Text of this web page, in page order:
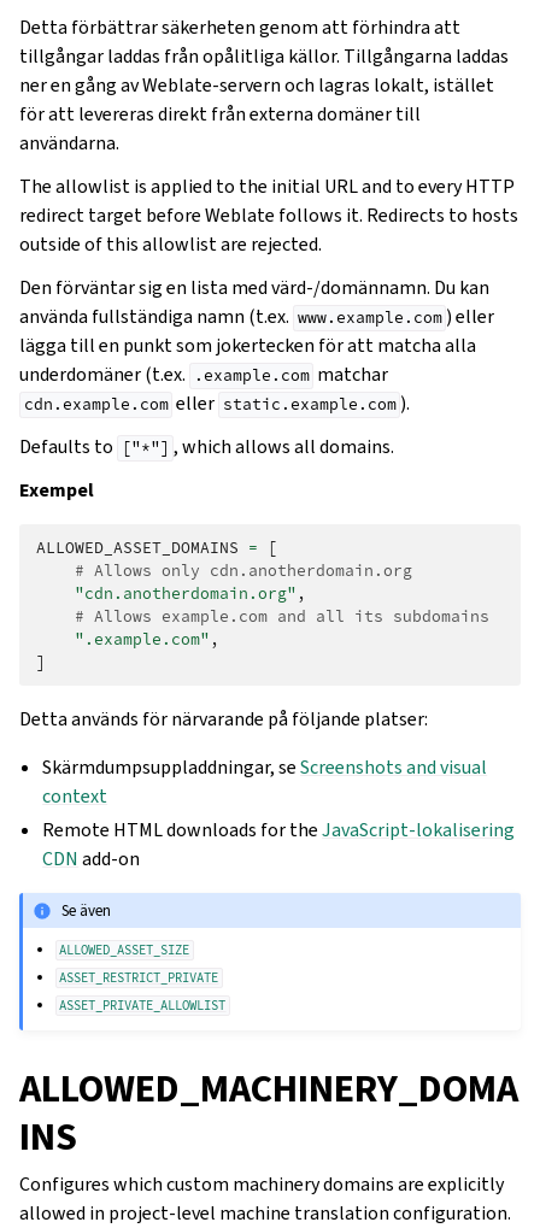
Detta förbättrar säkerheten genom att förhindra att
tillgångar laddas från opålitliga källor. Tillgångarna laddas
ner en gång av Weblate-servern och lagras lokalt, istället
för att levereras direkt från externa domäner till
användarna.
The allowlist is applied to the initial URL and to every HTTP
redirect target before Weblate follows it. Redirects to hosts
outside of this allowlist are rejected.
Den förväntar sig en lista med värd-/domännamn. Du kan
använda fullständiga namn (t.ex. www.example.com ) eller
lägga till en punkt som jokertecken för att matcha alla
underdomäner (t.ex.
.example.com matchar
cdn.example.com eller static.example.com ).
Defaults to
["*"] , which allows all domains.
Exempel
ALLOWED_ASSET_DOMAINS =
[
# Allows only cdn.anotherdomain.org
"cdn.anotherdomain.org" ,
# Allows example.com and all its subdomains
".example.com" ,
]
Detta används för närvarande på följande platser:
Skärmdumpsuppladdningar, seScreenshots and visual
context
Remote HTML downloads for theJavaScript-lokalisering
CDN add-on
Se även
ALLOWED_ASSET_SIZE
ASSET_RESTRICT_PRIVATE
ASSET_PRIVATE_ALLOWLIST
ALLOWED_MACHINERY_DOMA
INS
Configures which custom machinery domains are explicitly
allowed in project-level machine translation configuration.